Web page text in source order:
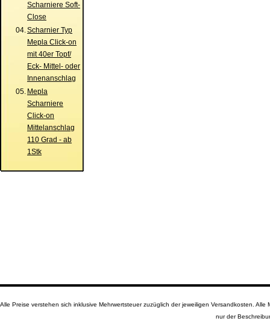
Scharniere Soft-
Close
04.Scharnier Typ
Mepla Click-on
mit 40er Topf/
Eck- Mittel- oder
Innenanschlag
05. Mepla
Scharniere
Click-on
Mittelanschlag
110 Grad - ab
1Stk
Alle Preise verstehen sich inklusive Mehrwertsteuer zuzüglich der jeweiligen Versandkosten.
nur der